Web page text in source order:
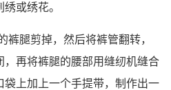
或绣花。
裤腿剪掉，然后将裤管翻转，
，再将裤腿的腰部用缝纫机缝合
袋上加上一个手提带，制作出一